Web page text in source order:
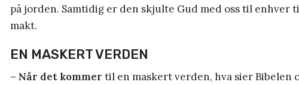
på jorden. Samtidig er den skjulte Gud med oss til enhver
makt.
EN MASKERT VERDEN
– Når det kommer til en maskert verden, hva sier Bibelen